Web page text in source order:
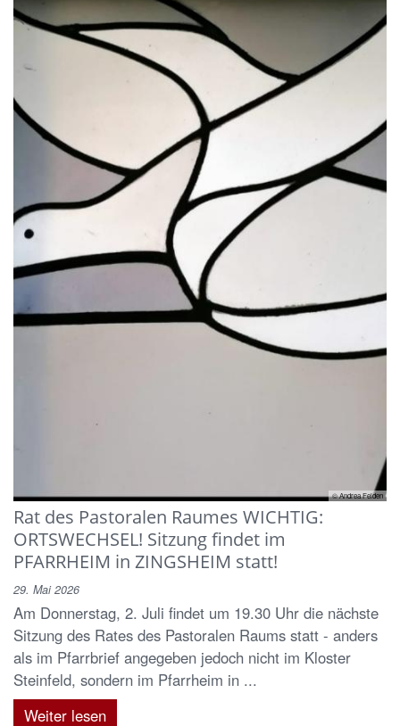
© Andrea Felden
Rat des Pastoralen Raumes WICHTIG:
ORTSWECHSEL! Sitzung findet im
PFARRHEIM in ZINGSHEIM statt!
29. Mai 2026
Am Donnerstag, 2. Juli findet um 19.30 Uhr die nächste
Sitzung des Rates des Pastoralen Raums statt - anders
als im Pfarrbrief angegeben jedoch nicht im Kloster
Steinfeld, sondern im Pfarrheim in ...
Weiter lesen